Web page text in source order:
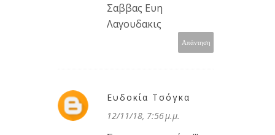
Σαββας Ευη
Λαγουδακις
Απάντηση
Ευδοκία Τσόγκα
12/11/18, 7:56 μ.μ.